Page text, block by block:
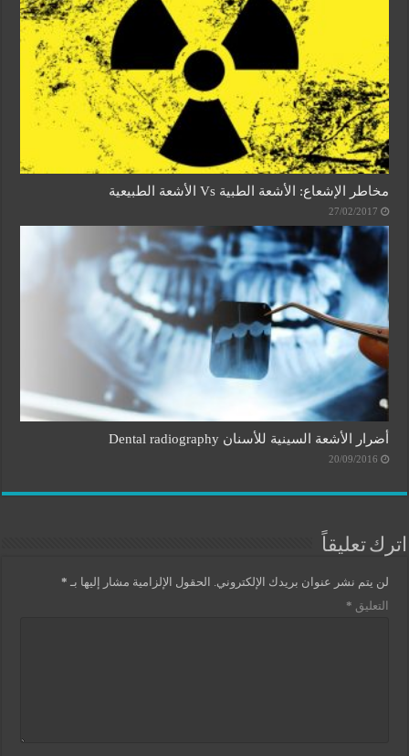
مخاطر الإشعاع: الأشعة الطبية Vs الأشعة الطبيعية
27/02/2017
أضرار الأشعة السينية للأسنان Dental radiography
20/09/2016
اترك تعليقاً
لن يتم نشر عنوان بريدك الإلكتروني. الحقول الإلزامية مشار إليها بـ *
التعليق *